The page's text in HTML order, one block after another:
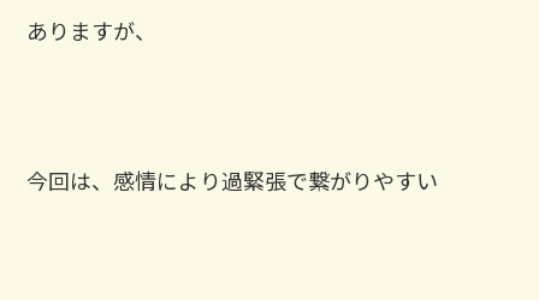
ありますが、
今回は、感情により過緊張で繋がりやすい